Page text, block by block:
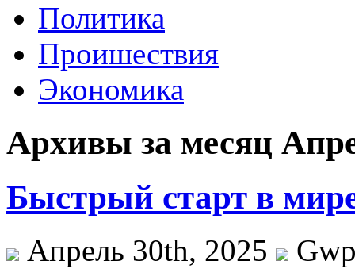
Политика
Проишествия
Экономика
Архивы за месяц
Быстрый старт в
Апрель 30th, 2025